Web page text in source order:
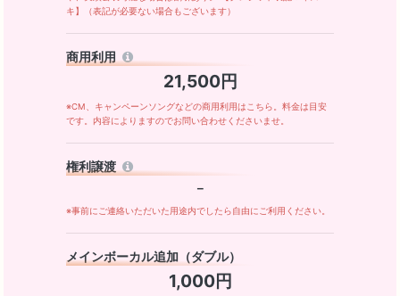
キ】（表記が必要ない場合もございます）
商用利用
21,500円
※CM、キャンペーンソングなどの商用利用はこちら。料金は目安
です。内容によりますのでお問い合わせくださいませ。
権利譲渡
－
※事前にご連絡いただいた用途内でしたら自由にご利用ください。
メインボーカル追加（ダブル）
1,000円